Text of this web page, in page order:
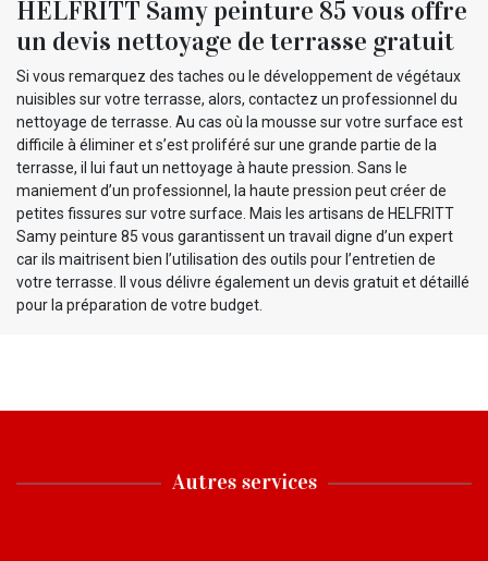
HELFRITT Samy peinture 85 vous offre
un devis nettoyage de terrasse gratuit
Si vous remarquez des taches ou le développement de végétaux
nuisibles sur votre terrasse, alors, contactez un professionnel du
nettoyage de terrasse. Au cas où la mousse sur votre surface est
difficile à éliminer et s’est proliféré sur une grande partie de la
terrasse, il lui faut un nettoyage à haute pression. Sans le
maniement d’un professionnel, la haute pression peut créer de
petites fissures sur votre surface. Mais les artisans de HELFRITT
Samy peinture 85 vous garantissent un travail digne d’un expert
car ils maitrisent bien l’utilisation des outils pour l’entretien de
votre terrasse. Il vous délivre également un devis gratuit et détaillé
pour la préparation de votre budget.
Autres services